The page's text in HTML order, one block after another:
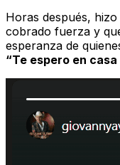
Horas después,
cobrado fuerza y
esperanza de
“Te espero en